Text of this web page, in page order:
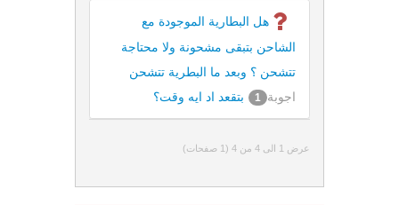
هل البطارية الموجودة مع
الشاحن بتبقى مشحونة ولا محتاجة
تتشحن ؟ وبعد ما البطرية تتشحن
بتقعد اد ايه وقت؟
اجوبة 1
عرض 1 الى 4 من 4 (1 صفحات)